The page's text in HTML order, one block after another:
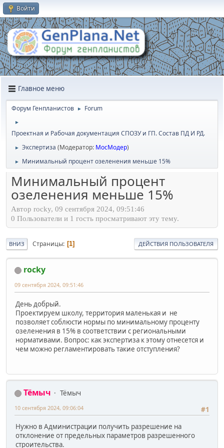
Войти
Главное меню
Форум Генпланистов ► Forum
►
Проектная и Рабочая документация СПОЗУ и ГП. Состав ПД И РД.
► Экспертиза (Модератор: МосМодер)
► Минимальный процент озеленения меньше 15%
Минимальный процент
озеленения меньше 15%
Автор rocky, 09 сентября 2024, 09:51:46
0 Пользователи и 1 гость просматривают эту тему.
ВНИЗ Страницы 1 ДЕЙСТВИЯ ПОЛЬЗОВАТЕЛЯ
rocky
09 сентября 2024, 09:51:46
День добрый.
Проектируем школу, территория маленькая и не
позволяет соблюсти нормы по минимальному проценту
озеленения в 15% в соответствии с региональными
нормативами. Вопрос: как экспертиза к этому отнесется и
чем можно регламентировать такие отступления?
Тёмыч
Тёмыч
#1
10 сентября 2024, 09:06:04
Нужно в Администрации получить разрешение на
отклонение от предельных параметров разрешенного
строительства.